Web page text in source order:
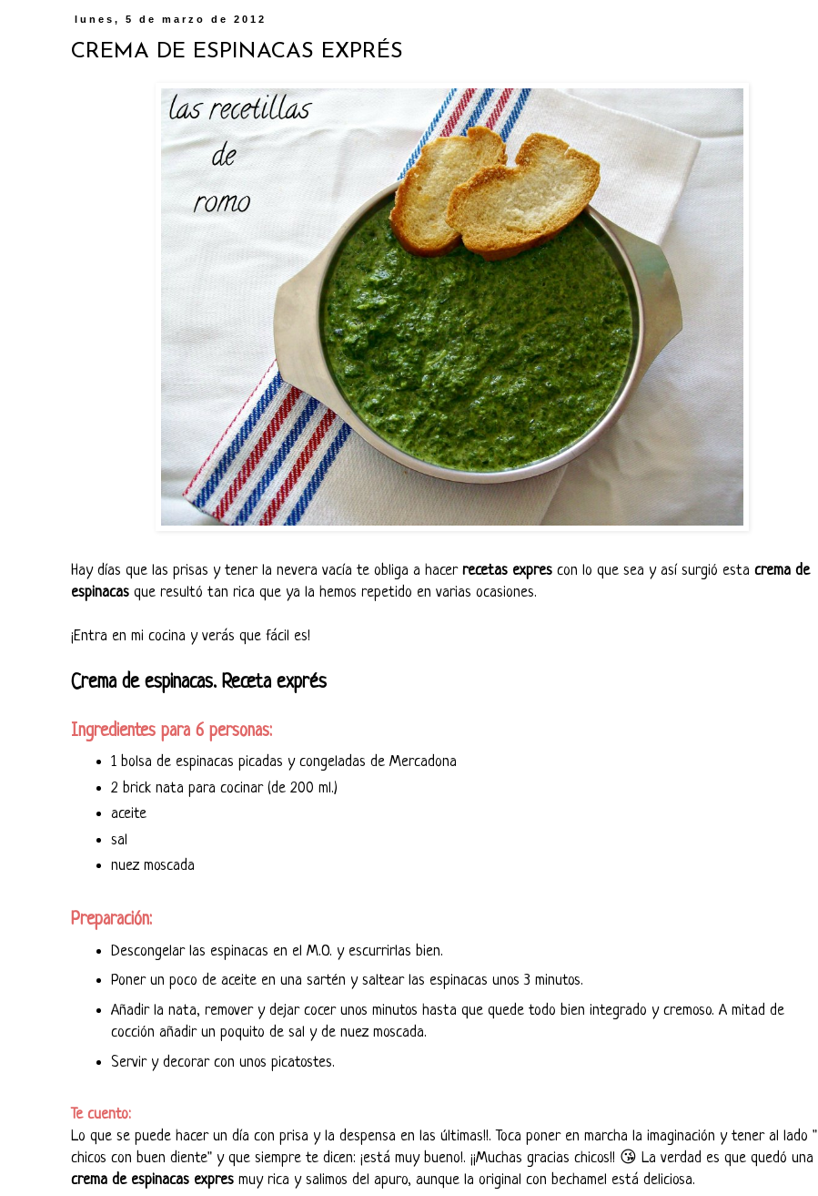
lunes, 5 de marzo de 2012
CREMA DE ESPINACAS EXPRÉS
Hay días que las prisas y tener la nevera vacía te obliga a hacer recetas expres con lo que sea y así surgió esta crema de
espinacas que resultó tan rica que ya la hemos repetido en varias ocasiones.
¡Entra en mi cocina y verás que fácil es!
Crema de espinacas. Receta exprés
Ingredientes para 6 personas:
1 bolsa de espinacas picadas y congeladas de Mercadona
2 brick nata para cocinar (de 200 ml.)
aceite
sal
nuez moscada
Preparación:
Descongelar las espinacas en el M.O. y escurrirlas bien.
Poner un poco de aceite en una sartén y saltear las espinacas unos 3 minutos.
Añadir la nata, remover y dejar cocer unos minutos hasta que quede todo bien integrado y cremoso. A mitad de
cocción añadir un poquito de sal y de nuez moscada.
Servir y decorar con unos picatostes.
Te cuento:
Lo que se puede hacer un día con prisa y la despensa en las últimas!!. Toca poner en marcha la imaginación y tener al lado "
chicos con buen diente" y que siempre te dicen: ¡está muy bueno!. ¡¡Muchas gracias chicos!! 😘 La verdad es que quedó una
crema de espinacas expres muy rica y salimos del apuro, aunque la original con bechamel está deliciosa.